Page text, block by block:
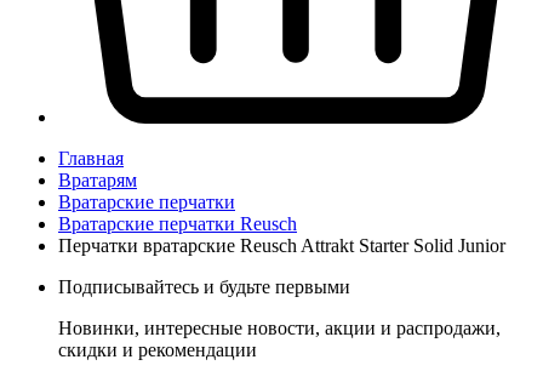
Главная
Вратарям
Вратарские перчатки
Вратарские перчатки Reusch
Перчатки вратарские Reusch Attrakt Starter Solid Junior
Подписывайтесь и будьте первыми
Новинки, интересные новости, акции и распродажи,
скидки и рекомендации